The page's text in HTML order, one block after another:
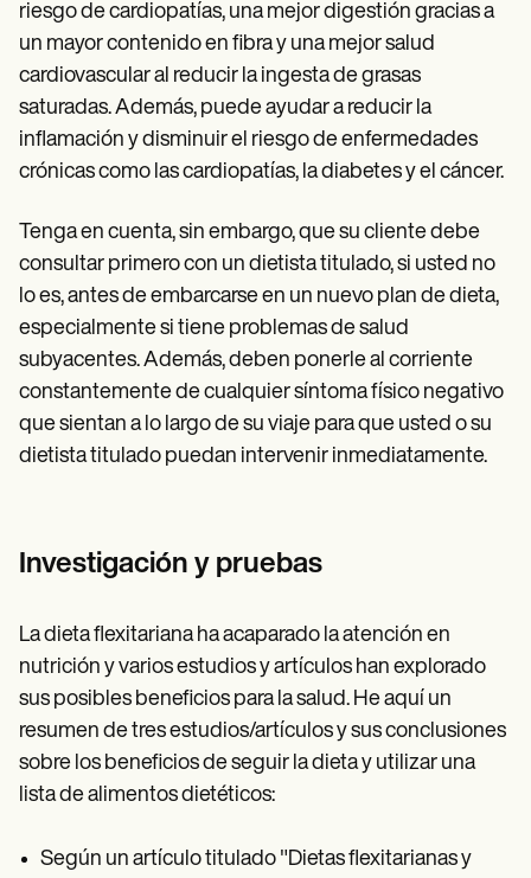
riesgo de cardiopatías, una mejor digestión gracias a
un mayor contenido en fibra y una mejor salud
cardiovascular al reducir la ingesta de grasas
saturadas. Además, puede ayudar a reducir la
inflamación y disminuir el riesgo de enfermedades
crónicas como las cardiopatías, la diabetes y el cáncer.
Tenga en cuenta, sin embargo, que su cliente debe
consultar primero con un dietista titulado, si usted no
lo es, antes de embarcarse en un nuevo plan de dieta,
especialmente si tiene problemas de salud
subyacentes. Además, deben ponerle al corriente
constantemente de cualquier síntoma físico negativo
que sientan a lo largo de su viaje para que usted o su
dietista titulado puedan intervenir inmediatamente.
Investigación y pruebas
La dieta flexitariana ha acaparado la atención en
nutrición y varios estudios y artículos han explorado
sus posibles beneficios para la salud. He aquí un
resumen de tres estudios/artículos y sus conclusiones
sobre los beneficios de seguir la dieta y utilizar una
lista de alimentos dietéticos:
Según un artículo titulado "Dietas flexitarianas y